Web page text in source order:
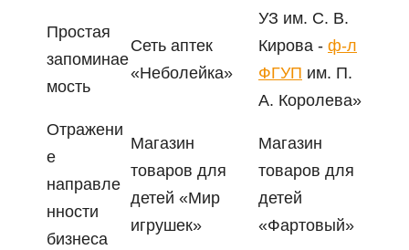
Простая
запоминае
мость
Сеть аптек
«Неболейка»
УЗ им. С. В.
Кирова - ф-л
ФГУП им. П.
А. Королева»
Отражени
е
направле
нности
бизнеса
Магазин
товаров для
детей «Мир
игрушек»
Магазин
товаров для
детей
«Фартовый»